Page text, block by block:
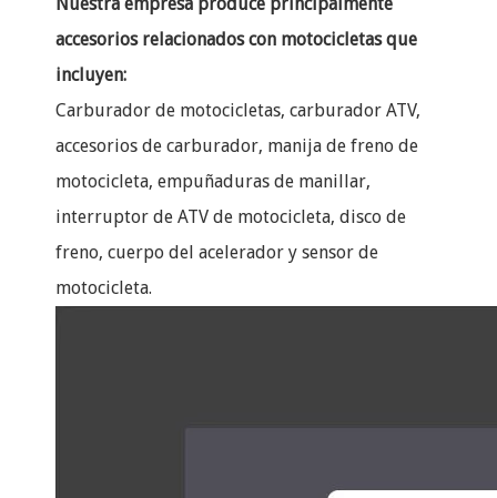
accesorios relacionados con motocicletas que
incluyen:
Carburador de motocicletas, carburador ATV,
accesorios de carburador, manija de freno de
motocicleta, empuñaduras de manillar,
interruptor de ATV de motocicleta, disco de
freno, cuerpo del acelerador y sensor de
motocicleta.